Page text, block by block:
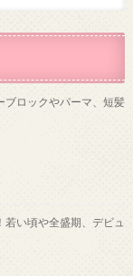
ブロックやパーマ、短髪
若い頃や全盛期、デビュ